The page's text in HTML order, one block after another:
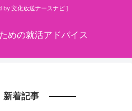
by 文化放送ナースナビ ]
めの就活アドバイス
新着記事